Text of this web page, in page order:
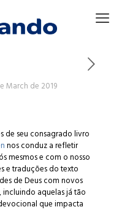
March de 2019
de seu consagrado livro
nos conduz a refletir
mesmos e com o nosso
e traduções do texto
de Deus com novos
aquelas já tão
que impacta